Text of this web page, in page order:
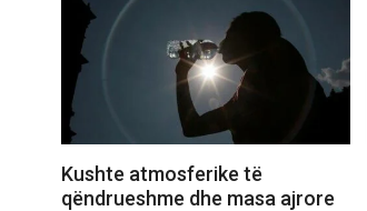
Kushte atmosferike të
qëndrueshme dhe masa ajrore